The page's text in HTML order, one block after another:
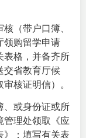
（带户口簿、
领购留学申请
表格，并备齐所
交省教育厅候
核证明信）。
、或身份证或所
管理处领取《应
》；填写有关表